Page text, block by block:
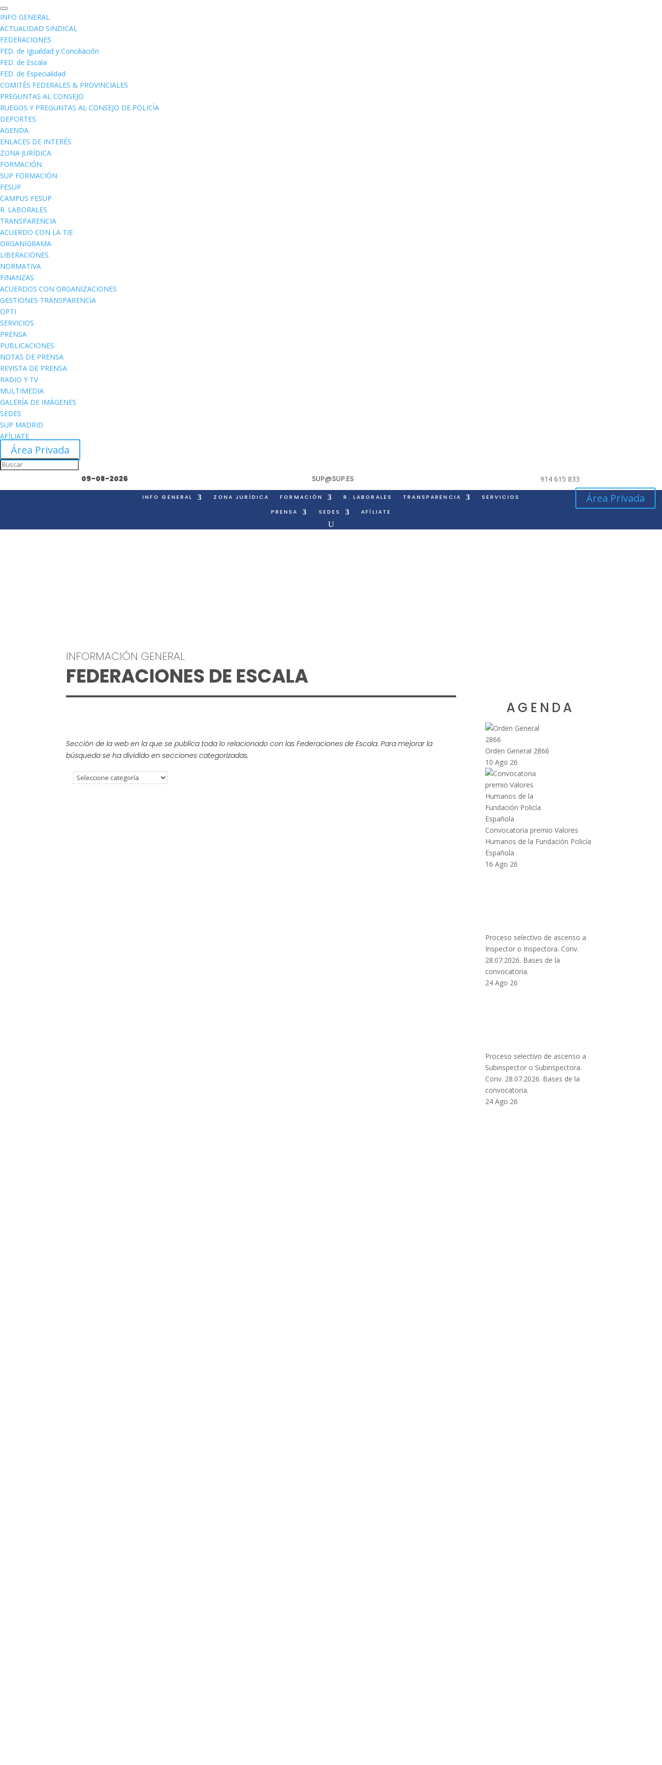
INFO GENERAL
ACTUALIDAD SINDICAL
FEDERACIONES
FED. de Igualdad y Conciliación
FED. de Escala
FED. de Especialidad
COMITÉS FEDERALES & PROVINCIALES
PREGUNTAS AL CONSEJO
RUEGOS Y PREGUNTAS AL CONSEJO DE POLICÍA
DEPORTES
AGENDA
ENLACES DE INTERÉS
ZONA JURÍDICA
FORMACIÓN
SUP FORMACIÓN
FESUP
CAMPUS FESUP
R. LABORALES
TRANSPARENCIA
ACUERDO CON LA TIE
ORGANIGRAMA
LIBERACIONES
NORMATIVA
FINANZAS
ACUERDOS CON ORGANIZACIONES
GESTIONES TRANSPARENCIA
OPTI
SERVICIOS
PRENSA
PUBLICACIONES
NOTAS DE PRENSA
REVISTA DE PRENSA
RADIO Y TV
MULTIMEDIA
GALERÍA DE IMÁGENES
SEDES
SUP MADRID
AFÍLIATE
Área Privada
09-08-2026 SUP@SUP.ES 914 615 833
INFO GENERAL ZONA JURÍDICA FORMACIÓN R. LABORALES TRANSPARENCIA
SERVICIOS
PRENSA
SEDES AFÍLIATE
Área Privada
INFORMACIÓN GENERAL
FEDERACIONES DE ESCALA
Sección de la web en la que se publica toda lo relacionado con las Federaciones de Escala. Para mejorar la
búsqueda se ha dividido en secciones categorizadas.
AGENDA
Orden General 2866
10 Ago 26
Convocatoria premio Valores
Humanos de la Fundación Policía
Española
16 Ago 26
Proceso selectivo de ascenso a
Inspector o Inspectora. Conv.
28.07.2026. Bases de la
convocatoria.
24 Ago 26
Proceso selectivo de ascenso a
Subinspector o Subinspectora.
Conv. 28.07.2026. Bases de la
convocatoria.
24 Ago 26